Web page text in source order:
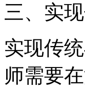
三、实
实现传
师需要